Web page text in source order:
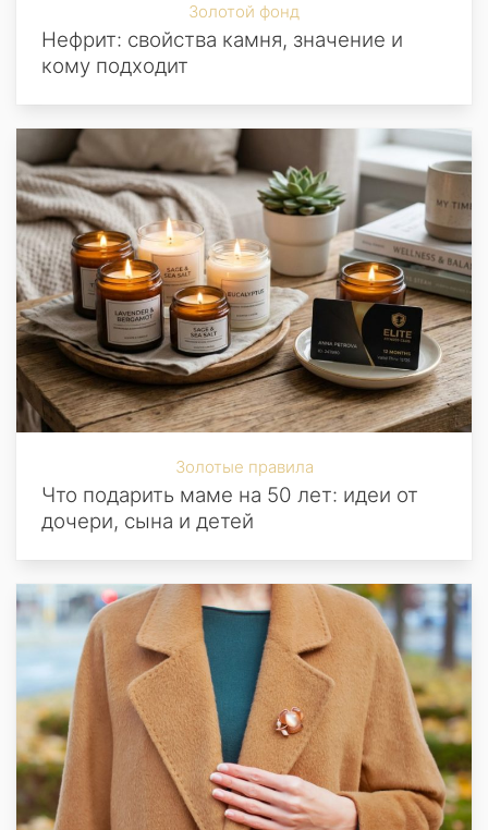
Золотой фонд
Нефрит: свойства камня, значение и
кому подходит
Золотые правила
Что подарить маме на 50 лет: идеи от
дочери, сына и детей